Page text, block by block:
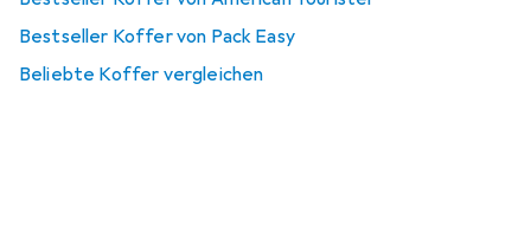
Bestseller Koffer von Pack Easy
Beliebte Koffer vergleichen